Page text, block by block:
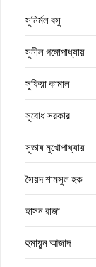
সুনির্মল বসু
সুনীল গঙ্গোপাধ্যায়
সুফিয়া কামাল
সুবোধ সরকার
সুভাষ মুখোপাধ্যায়
সৈয়দ শামসুল হক
হাসন রাজা
হুমায়ুন আজাদ